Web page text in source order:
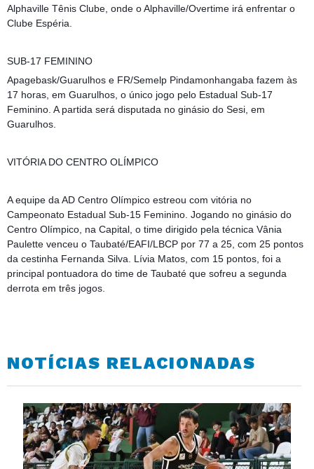
Alphaville Tênis Clube, onde o Alphaville/Overtime irá enfrentar o
Clube Espéria.
SUB-17 FEMININO
Apagebask/Guarulhos e FR/Semelp Pindamonhangaba fazem às
17 horas, em Guarulhos, o único jogo pelo Estadual Sub-17
Feminino. A partida será disputada no ginásio do Sesi, em
Guarulhos.
VITÓRIA DO CENTRO OLÍMPICO
A equipe da AD Centro Olímpico estreou com vitória no
Campeonato Estadual Sub-15 Feminino. Jogando no ginásio do
Centro Olímpico, na Capital, o time dirigido pela técnica Vânia
Paulette venceu o Taubaté/EAFI/LBCP por 77 a 25, com 25 pontos
da cestinha Fernanda Silva. Lívia Matos, com 15 pontos, foi a
principal pontuadora do time de Taubaté que sofreu a segunda
derrota em três jogos.
NOTÍCIAS RELACIONADAS